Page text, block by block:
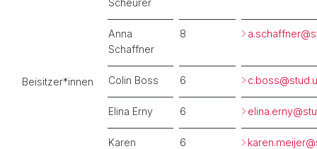
Beisitzer*innen
Anna
Schaffner
8
Colin Boss 6
Elina Erny 6 elina.erny@
Karen
6 karen.meijer@